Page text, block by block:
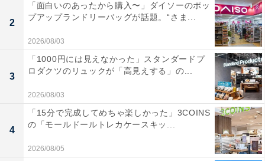
ワークマンのライトスリッポンの特徴2：かかとを
倒しやすい
2
「面白いのあったから購入〜」ダイソーのポッ
プアップランドリーバッグが話題。“さま...
2026/08/03
3
「1000円には見えなかった」スタンダードプ
ロダクツのリュックが「高見えする」の...
2026/08/03
4
「15分で完成してめちゃ楽しかった」3COINS
の「モールドールトレカケースキッ...
2026/08/05